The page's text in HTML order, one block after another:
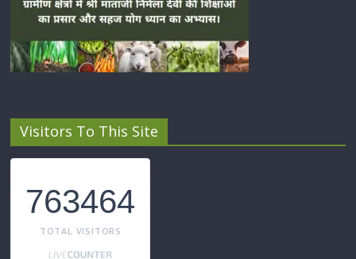
Visitors To This Site
763464
TOTAL VISITORS